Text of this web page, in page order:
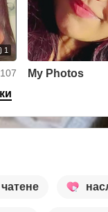
1
107 My Photos
чатене